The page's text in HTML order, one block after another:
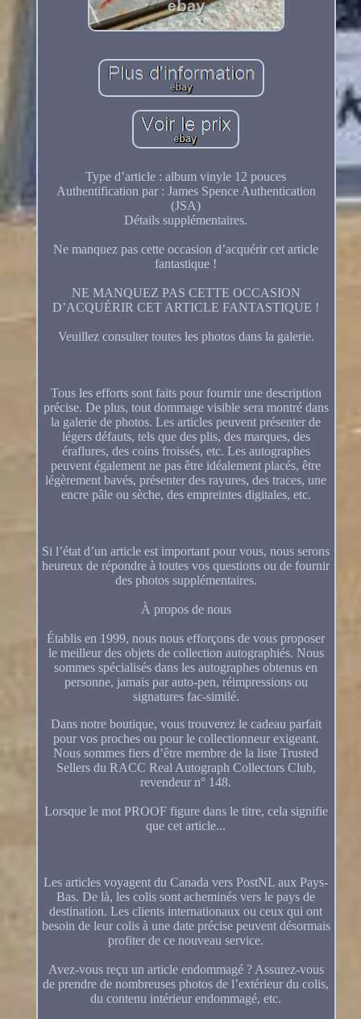
Type d’article : album vinyle 12 pouces
Authentification par : James Spence Authentication
(JSA)
Détails supplémentaires.
Ne manquez pas cette occasion d’acquérir cet article
fantastique !
NE MANQUEZ PAS CETTE OCCASION
D’ACQUÉRIR CET ARTICLE FANTASTIQUE !
Veuillez consulter toutes les photos dans la galerie.
Tous les efforts sont faits pour fournir une description
précise. De plus, tout dommage visible sera montré dans
la galerie de photos. Les articles peuvent présenter de
légers défauts, tels que des plis, des marques, des
éraflures, des coins froissés, etc. Les autographes
peuvent également ne pas être idéalement placés, être
légèrement bavés, présenter des rayures, des traces, une
encre pâle ou sèche, des empreintes digitales, etc.
Si l’état d’un article est important pour vous, nous serons
heureux de répondre à toutes vos questions ou de fournir
des photos supplémentaires.
À propos de nous
Établis en 1999, nous nous efforçons de vous proposer
le meilleur des objets de collection autographiés. Nous
sommes spécialisés dans les autographes obtenus en
personne, jamais par auto-pen, réimpressions ou
signatures fac-similé.
Dans notre boutique, vous trouverez le cadeau parfait
pour vos proches ou pour le collectionneur exigeant.
Nous sommes fiers d’être membre de la liste Trusted
Sellers du RACC Real Autograph Collectors Club,
revendeur n° 148.
Lorsque le mot PROOF figure dans le titre, cela signifie
que cet article...
Les articles voyagent du Canada vers PostNL aux Pays-
Bas. De là, les colis sont acheminés vers le pays de
destination. Les clients internationaux ou ceux qui ont
besoin de leur colis à une date précise peuvent désormais
profiter de ce nouveau service.
Avez-vous reçu un article endommagé ? Assurez-vous
de prendre de nombreuses photos de l’extérieur du colis,
du contenu intérieur endommagé, etc.